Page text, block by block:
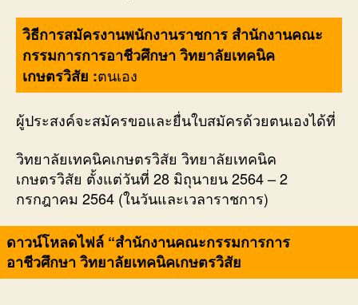
วิธีการสมัครงานพนักงานราชการ สำนักงานคณะ
กรรมการการอาชีวศึกษา วิทยาลัยเทคนิค
เกษตรวิสัย :ตนเอง
ผู้ประสงค์จะสมัครขอและยื่นใบสมัครด้วยตนเองได้ที่
วิทยาลัยเทคนิคเกษตรวิสัย วิทยาลัยเทคนิค
เกษตรวิสัย ตั้งแต่วันที่ 28 มิถุนายน 2564 – 2
กรกฎาคม 2564 (ในวันและเวลาราชการ)
ดาวน์โหลดไฟล์ “สำนักงานคณะกรรมการการ
อาชีวศึกษา วิทยาลัยเทคนิคเกษตรวิสัย